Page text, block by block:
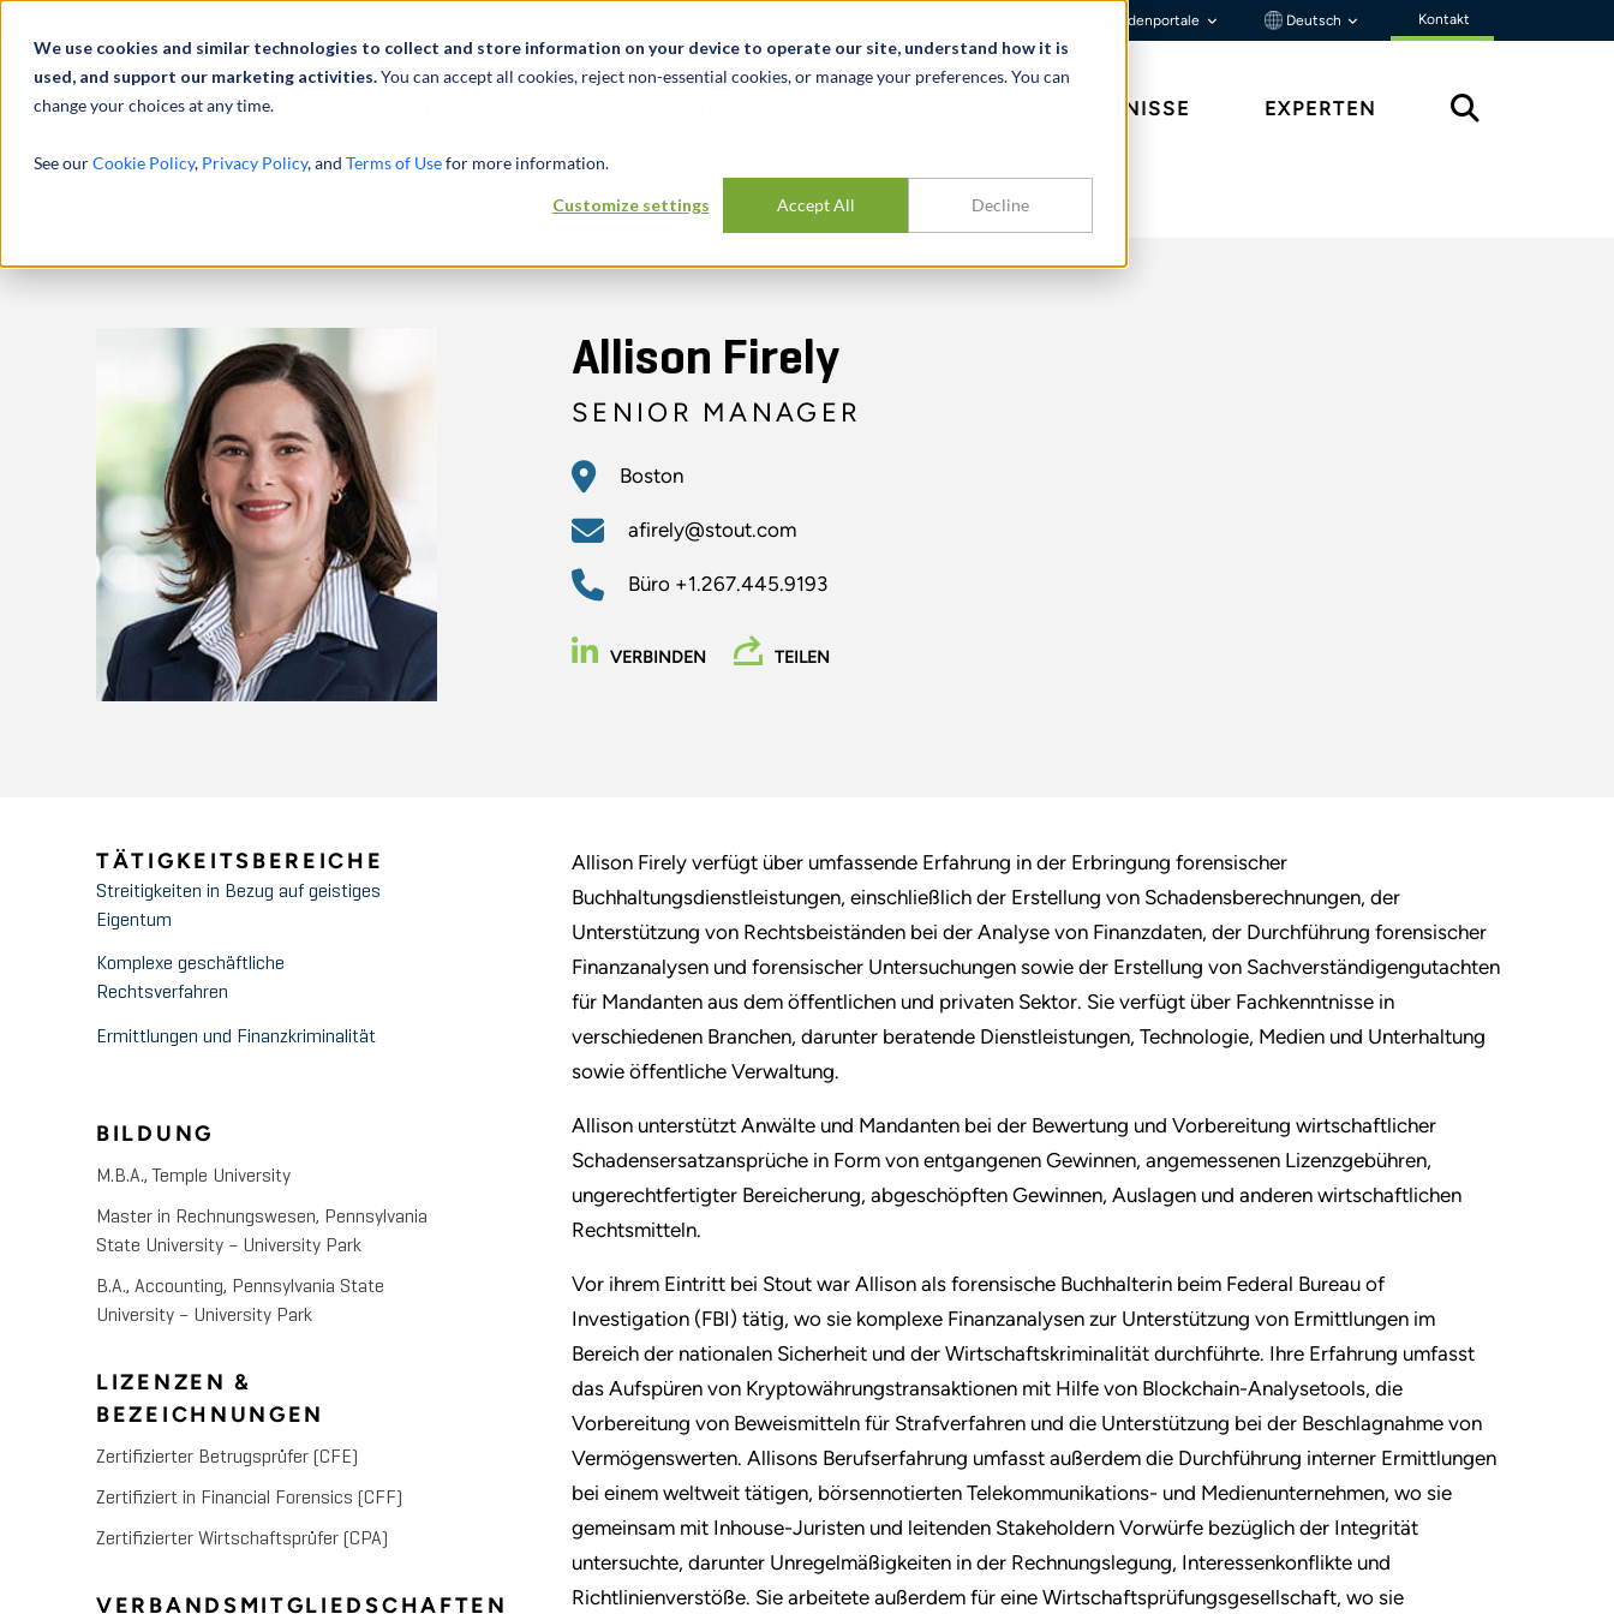
We use cookies and similar technologies to collect and store information on your device to operate our site, understand how it is
used, and support our marketing activities.You can accept all cookies, reject non-essential cookies, or manage your preferences. You can
change your choices at any time.
See ourCookie Policy, Privacy Policy, and Terms of Usefor more information.
Customize settings Accept All Decline
Kundenportale Deutsch Kontakt
ERKENNTNISSE EXPERTEN
Allison Firely
SENIOR MANAGER
Boston
afirely@stout.com
Büro +1.267.445.9193
VERBINDEN TEILEN
Allison Firely verfügt über umfassende Erfahrung in der Erbringung forensischer
Buchhaltungsdienstleistungen, einschließlich der Erstellung von Schadensberechnungen, der
Unterstützung von Rechtsbeiständen bei der Analyse von Finanzdaten, der Durchführung forensischer
Finanzanalysen und forensischer Untersuchungen sowie der Erstellung von Sachverständigengutachten
für Mandanten aus dem öffentlichen und privaten Sektor. Sie verfügt über Fachkenntnisse in
verschiedenen Branchen, darunter beratende Dienstleistungen, Technologie, Medien und Unterhaltung
sowie öffentliche Verwaltung.
Allison unterstützt Anwälte und Mandanten bei der Bewertung und Vorbereitung wirtschaftlicher
Schadensersatzansprüche in Form von entgangenen Gewinnen, angemessenen Lizenzgebühren,
ungerechtfertigter Bereicherung, abgeschöpften Gewinnen, Auslagen und anderen wirtschaftlichen
Rechtsmitteln.
Vor ihrem Eintritt bei Stout war Allison als forensische Buchhalterin beim Federal Bureau of
Investigation (FBI) tätig, wo sie komplexe Finanzanalysen zur Unterstützung von Ermittlungen im
Bereich der nationalen Sicherheit und der Wirtschaftskriminalität durchführte. Ihre Erfahrung umfasst
das Aufspüren von Kryptowährungstransaktionen mit Hilfe von Blockchain-Analysetools, die
Vorbereitung von Beweismitteln für Strafverfahren und die Unterstützung bei der Beschlagnahme von
Vermögenswerten. Allisons Berufserfahrung umfasst außerdem die Durchführung interner Ermittlungen
bei einem weltweit tätigen, börsennotierten Telekommunikations- und Medienunternehmen, wo sie
gemeinsam mit Inhouse-Juristen und leitenden Stakeholdern Vorwürfe bezüglich der Integrität
untersuchte, darunter Unregelmäßigkeiten in der Rechnungslegung, Interessenkonflikte und
Richtlinienverstöße. Sie arbeitete außerdem für eine Wirtschaftsprüfungsgesellschaft, wo sie
TÄTIGKEITSBEREICHE
Streitigkeiten in Bezug auf geistiges
Eigentum
Komplexe geschäftliche
Rechtsverfahren
Ermittlungen und Finanzkriminalität
BILDUNG
M.B.A., Temple University
Master in Rechnungswesen, Pennsylvania
State University – University Park
B.A., Accounting, Pennsylvania State
University – University Park
LIZENZEN &
BEZEICHNUNGEN
Zertifizierter Betrugsprüfer (CFE)
Zertifiziert in Financial Forensics (CFF)
Zertifizierter Wirtschaftsprüfer (CPA)
VERBANDSMITGLIEDSCHAFTEN